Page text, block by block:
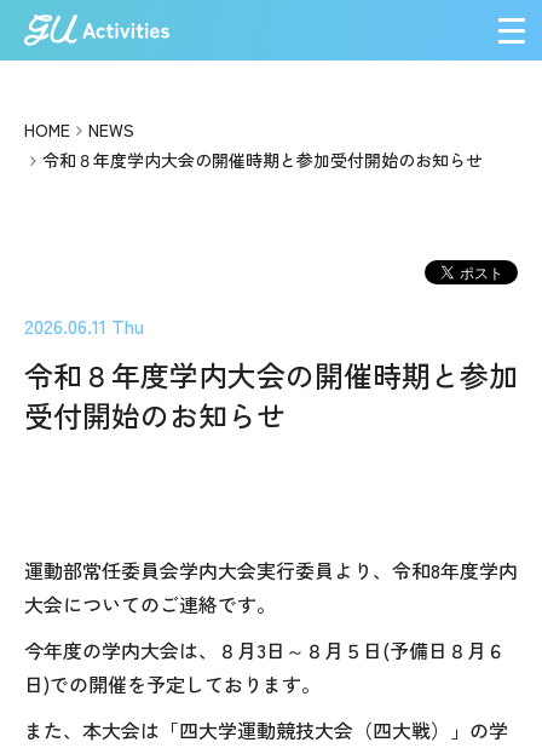
メ
HOME
NEWS
令和８年度学内大会の開催時期と参加受付開始のお知らせ
2026.06.11 Thu
令和８年度学内大会の開催時期と参加
受付開始のお知らせ
運動部常任委員会学内大会実行委員より、令和8年度学内
大会についてのご連絡です。
今年度の学内大会は、８月3日～８月５日(予備日８月６
日)での開催を予定しております。
また、本大会は「四大学運動競技大会（四大戦）」の学